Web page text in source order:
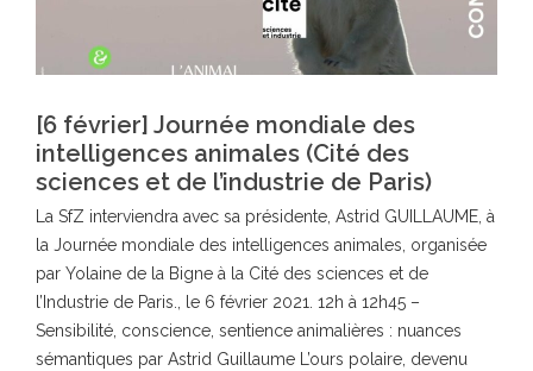
[6 février] Journée mondiale des
intelligences animales (Cité des
sciences et de l’industrie de Paris)
La SfZ interviendra avec sa présidente, Astrid GUILLAUME, à
la Journée mondiale des intelligences animales, organisée
par Yolaine de la Bigne à la Cité des sciences et de
l’Industrie de Paris., le 6 février 2021. 12h à 12h45 –
Sensibilité, conscience, sentience animalières : nuances
sémantiques par Astrid Guillaume L’ours polaire, devenu